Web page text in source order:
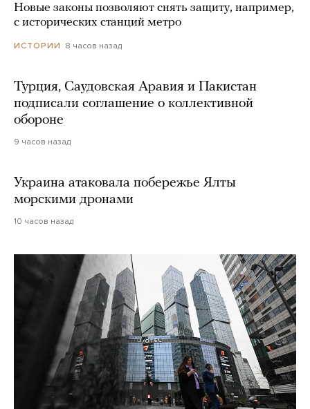
Новые законы позволяют снять защиту, например,
с исторических станций метро
ИСТОРИИ 8 часов назад
Турция, Саудовская Аравия и Пакистан
подписали соглашение о коллективной
обороне
9 часов назад
Украина атаковала побережье Ялты
морскими дронами
10 часов назад